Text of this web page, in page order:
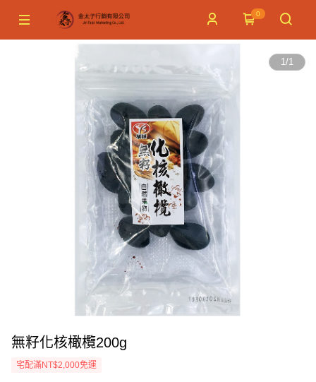
0
1/1
無籽化核橄欖200g
宅配滿NT$2,000免運